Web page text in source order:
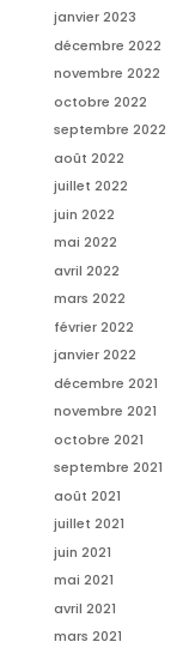
janvier 2023
décembre 2022
novembre 2022
octobre 2022
septembre 2022
août 2022
juillet 2022
juin 2022
mai 2022
avril 2022
mars 2022
février 2022
janvier 2022
décembre 2021
novembre 2021
octobre 2021
septembre 2021
août 2021
juillet 2021
juin 2021
mai 2021
avril 2021
mars 2021